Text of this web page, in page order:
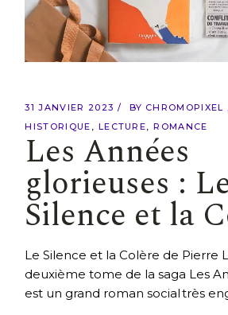
31 JANVIER 2023 BY CHROMOPIXEL
HISTORIQUE
LECTURE ROMANCE
Les Années
glorieuses :
Silence et la
Le Silence et la Colère de Pierre
deuxième tome de la saga Les
est un grand roman social très